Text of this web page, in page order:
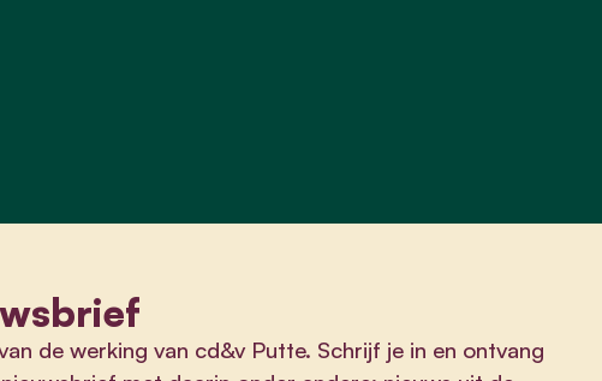
de werking van cd&v Putte. Schrijf je in en ontvang